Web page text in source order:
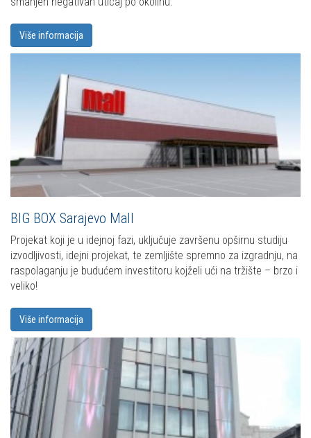
Više informacija
BIG BOX Sarajevo Mall
Projekat koji je u idejnoj fazi, uključuje završenu opširnu studiju
izvodljivosti, idejni projekat, te zemljište spremno za izgradnju, na
raspolaganju je budućem investitoru kojželi ući na tržište – brzo i
veliko!
Više informacija